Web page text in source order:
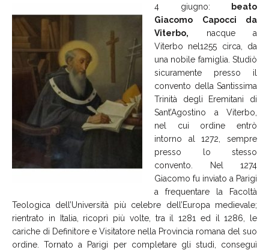
4 giugno: beato
Giacomo Capocci da
Viterbo, nacque a
Viterbo nel1255 circa, da
una nobile famiglia. Studiò
sicuramente presso il
convento della Santissima
Trinità degli Eremitani di
Sant’Agostino a Viterbo,
nel cui ordine entrò
intorno al 1272, sempre
presso lo stesso
convento. Nel 1274
Giacomo fu inviato a Parigi
a frequentare la Facoltà
Teologica dell’Università più celebre dell’Europa medievale;
rientrato in Italia, ricoprì più volte, tra il 1281 ed il 1286, le
cariche di Definitore e Visitatore nella Provincia romana del suo
ordine. Tornato a Parigi per completare gli studi, conseguì